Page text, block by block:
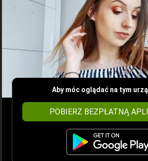
Aby móc oglądać na tym
POBIERZ BEZPŁATNĄ